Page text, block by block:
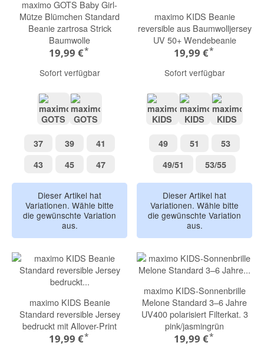
maximo GOTS Baby Girl-
Mütze Blümchen Standard
Beanie zartrosa Strick
Baumwolle
19,99 €*
Sofort verfügbar
3737 3939 41
4343 4545 4747
Dieser Artikel hat
Variationen. Wähle bitte
die gewünschte Variation
aus.
maximo KIDS Beanie
reversible aus Baumwolljersey
UV 50+ Wendebeanie
19,99 €*
Sofort verfügbar
4949 51 5353
49/51
53/5553/55
Dieser Artikel hat
Variationen. Wähle bitte
die gewünschte Variation
aus.
maximo KIDS Beanie
Standard reversible Jersey
bedruckt mit Allover-Print
19,99 €*
maximo KIDS-Sonnenbrille
Melone Standard 3–6 Jahre
UV400 polarisiert Filterkat. 3
pink/jasmingrün
19,99 €*